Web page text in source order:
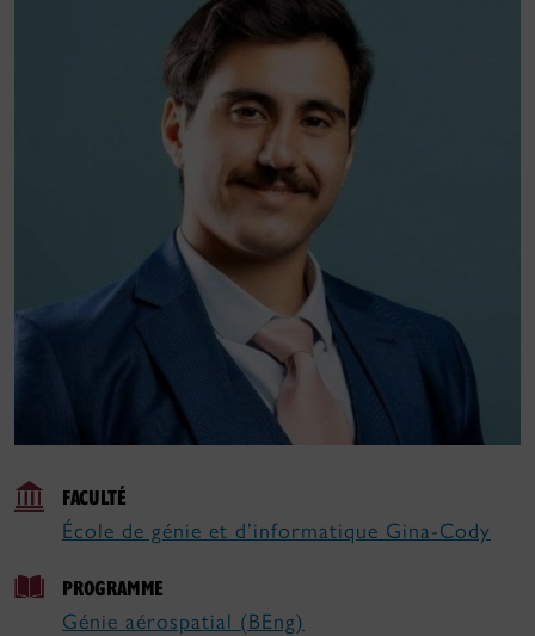
FACULTÉ
École de génie et d’informatique Gina-Cody
PROGRAMME
Génie aérospatial (BEng)